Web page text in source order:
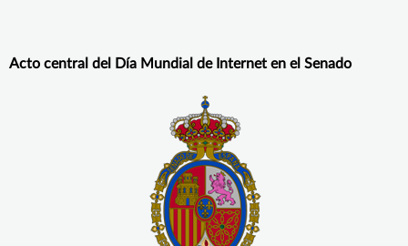
Acto central del Día Mundial de Internet en el Senado